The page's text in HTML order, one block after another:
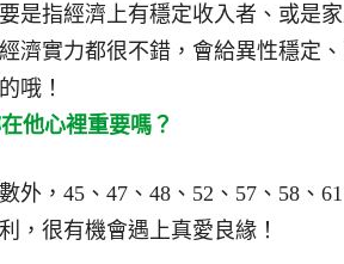
是指經濟上有穩定收入者、或是
濟實力都很不錯，會給異性穩定
哦！
他心裡重要嗎？
外，45、47、48、52、57、58、
，很有機會遇上真愛良緣！